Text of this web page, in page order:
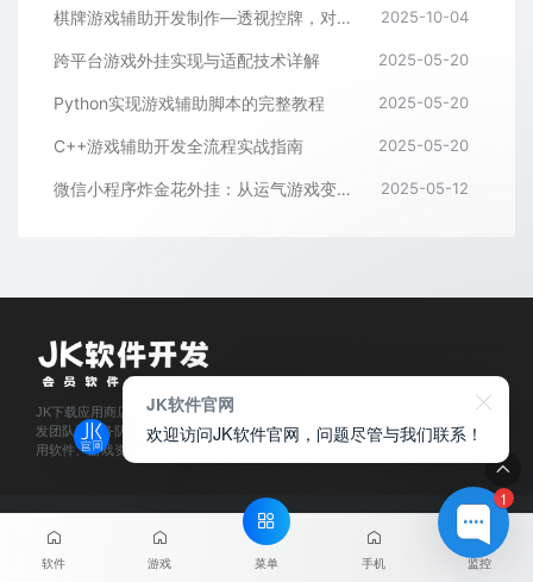
棋牌游戏辅助开发制作—透视控牌，对局胜率调节源码解析与逻辑全流程 2025-10-04
跨平台游戏外挂实现与适配技术详解 2025-05-20
Python实现游戏辅助脚本的完整教程 2025-05-20
C++游戏辅助开发全流程实战指南 2025-05-20
微信小程序炸金花外挂：从运气游戏变成逻辑游戏 2025-05-12
JK下载应用商店是经过官方认证,保障正版的软件下载平台,拥有业内资深软件开
发团队和服务队伍,所有软件都通过人工亲测,为每位会员用户提供安全可靠的应
用软件、游戏资源下载及程序开发服务。
- JKxiazai.COM & Theme. All rights
软件 游戏 菜单 手机 监控
1
JK软件官网
欢迎访问JK软件官网，问题尽管与我们联系！